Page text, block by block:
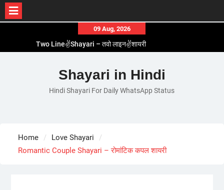
content
09 Aug, 2026
Two Line✌️Shayari – तवो लाइन✌️शायरी
Romantic Love😽Status – रोमांटिक लव😽स्टेटस
Love🥳Poetry In Hindi – लव🥳पोएट्री इन हिंदी
1 Line☝️Shayari In Hindi – १ लाइन☝️शायरी इन हिंदी
Shayari in Hindi
Hindi Shayari For Daily WhatsApp Status
Home
Love Shayari
Romantic Couple Shayari – रोमांटिक कपल शायरी